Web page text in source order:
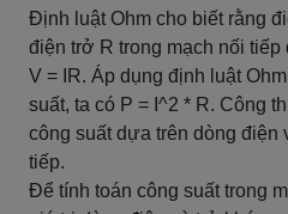
Định luật Ohm cho biết rằng
điện trở R trong mạch nối
V = IR. Áp dụng định luật
suất, ta có P = I^2 * R. Công
công suất dựa trên dòng điện
tiếp.
Để tính toán công suất trong